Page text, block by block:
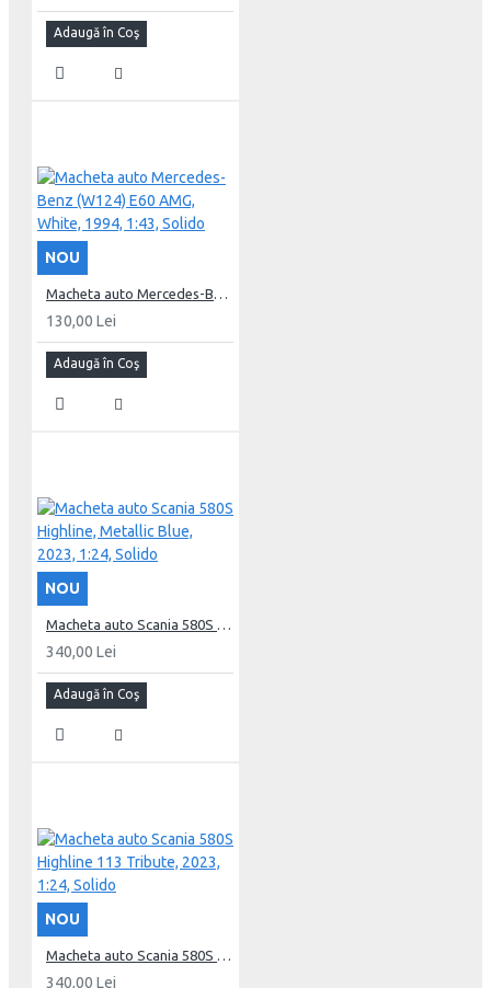
Adaugă în Coş
NOU
130,00 Lei
Adaugă în Coş
NOU
340,00 Lei
Adaugă în Coş
NOU
340,00 Lei